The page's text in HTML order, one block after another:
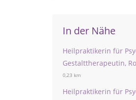
In der Nähe
Heilpraktikerin für
Gestalttherapeutin,
0,23 km
Heilpraktikerin für